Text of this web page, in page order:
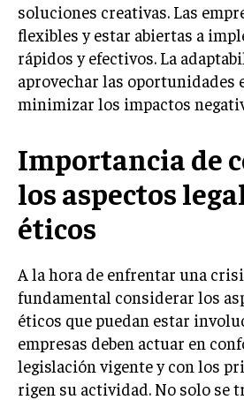
E-COMMERCE
E-COMMERCE Y COMERCIO
ESTRATEGIAS DE PRICING Y
PRECIOS
EMPRESAS Y STARTUPS
GESTIÓN DE LA
MÁS
GESTIÓN DE
SUMINISTRO
LOGÍSTICA EMPRESARIAL
CALIDAD Y MEJORA
soluciones creativas. Las
flexibles y estar abiertas a
rápidos y efectivos. La
aprovechar las oportunidades
minimizar los impactos
Importancia de
los aspectos
éticos
A la hora de enfrentar una
fundamental considerar los
éticos que puedan estar
empresas deben actuar en
legislación vigente y con los
rigen su actividad. No solo se